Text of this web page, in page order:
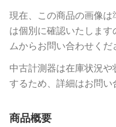
現在、この商品の画像
は個別に確認いたしま
ムからお問い合わせくだ
中古計測器は在庫状況
するため、詳細はお問い
商品概要